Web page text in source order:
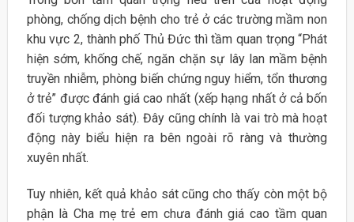
phòng, chống dịch bệnh cho trẻ ở các trường mầm non
khu vực 2, thành phố Thủ Đức thì tầm quan trọng “Phát
hiện sớm, khống chế, ngăn chặn sự lây lan mầm bệnh
truyền nhiễm, phòng biến chứng nguy hiểm, tổn thương
ở trẻ” được đánh giá cao nhất (xếp hạng nhất ở cả bốn
đối tượng khảo sát). Đây cũng chính là vai trò mà hoạt
động này biểu hiện ra bên ngoài rõ ràng và thường
xuyên nhất.
Tuy nhiên, kết quả khảo sát cũng cho thấy còn một bộ
phận là Cha mẹ trẻ em chưa đánh giá cao tầm quan